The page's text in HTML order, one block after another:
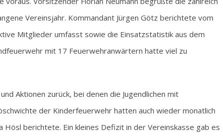
Vereinsjahr. Kommandant Jürgen Götz berichtete vom
Mitglieder umfasst sowie die Einsatzstatistik aus dem
mit 17 Feuerwehranwärtern hatte viel zu
Aktionen zurück, bei denen die Jugendlichen mit
der Kinderfeuerwehr hatten auch wieder monatlich
berichtete. Ein kleines Defizit in der Vereinskasse gab es